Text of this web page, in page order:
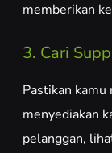
memberikan
3. Cari
Pastikan
menyediakan
pelanggan,